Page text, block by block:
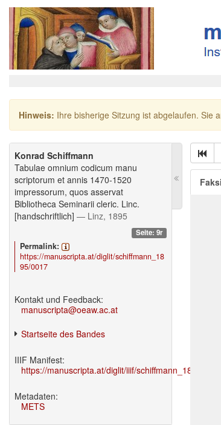
Hinweis: Ihre bisherige Sitzung ist abgelaufen. Sie
Konrad Schiffmann
Tabulae omnium codicum manu
scriptorum et annis 1470-1520
impressorum, quos asservat
Bibliotheca Seminarii cleric. Linc.
[handschriftlich] — Linz, 1895
Seite: 9r
Permalink:
https://manuscripta.at/diglit/schiffmann_18
95/0017
Kontakt und Feedback:
manuscripta@oeaw.ac.at
Startseite des Bandes
IIIF Manifest:
https://manuscripta.at/diglit/iiif/schiffmann_1895/
Metadaten:
METS